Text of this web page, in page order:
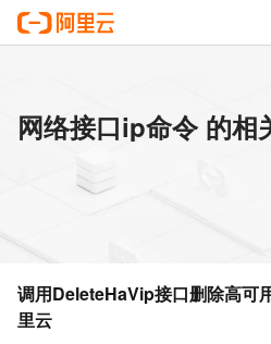
网络接口ip命令 的相
调用DeleteHaVip接口删除高可
里云